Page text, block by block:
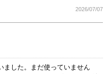
2026/07/07
ました。まだ使っていません